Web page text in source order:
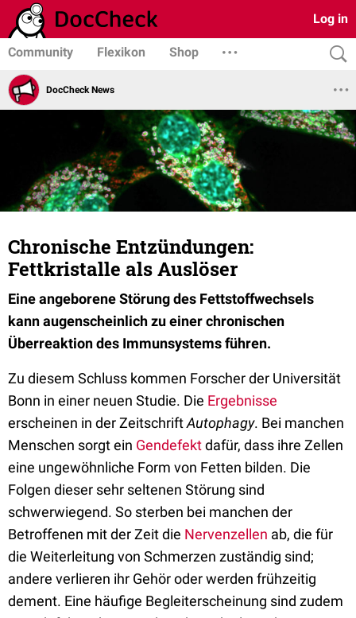
Log in
Community Flexikon Shop
DocCheck News
Chronische Entzündungen:
Fettkristalle als Auslöser
Eine angeborene Störung des Fettstoffwechsels
kann augenscheinlich zu einer chronischen
Überreaktion des Immunsystems führen.
Zu diesem Schluss kommen Forscher der Universität
Bonn in einer neuen Studie. Die Ergebnisse
erscheinen in der ZeitschriftAutophagy. Bei manchen
Menschen sorgt ein Gendefektdafür, dass ihre Zellen
eine ungewöhnliche Form von Fetten bilden. Die
Folgen dieser sehr seltenen Störung sind
schwerwiegend. So sterben bei manchen der
Betroffenen mit der Zeit die Nervenzellen ab, die für
die Weiterleitung von Schmerzen zuständig sind;
andere verlieren ihr Gehör oder werden frühzeitig
dement. Eine häufige Begleiterscheinung sind zudem